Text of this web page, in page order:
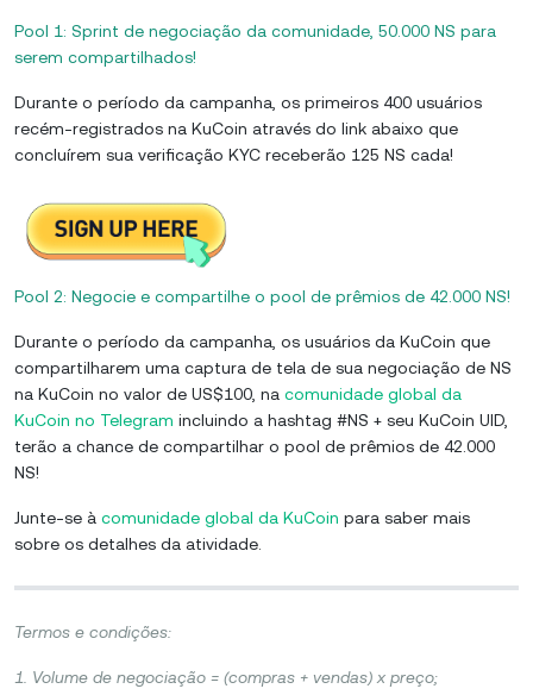
Pool 1: Sprint de negociação da comunidade, 50.000 NS para
serem compartilhados!
Durante o período da campanha, os primeiros 400 usuários
recém-registrados na KuCoin através do link abaixo que
concluírem sua verificação KYC receberão 125 NS cada!
Pool 2: Negocie e compartilhe o pool de prêmios de 42.000 NS!
Durante o período da campanha, os usuários da KuCoin que
compartilharem uma captura de tela de sua negociação de NS
na KuCoin no valor de US$100, na comunidade global da
KuCoin no Telegram incluindo a hashtag #NS + seu KuCoin UID,
terão a chance de compartilhar o pool de prêmios de 42.000
NS!
Junte-se à comunidade global da KuCoin para saber mais
sobre os detalhes da atividade.
Termos e condições:
1. Volume de negociação = (compras + vendas) x preço;